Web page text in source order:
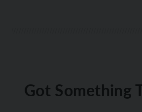
Got Something